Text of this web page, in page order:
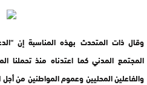
وقال ذات المتحدث بهذه المناسبة إن
والفاعلين المحليين وعموم المواطنين من أجل